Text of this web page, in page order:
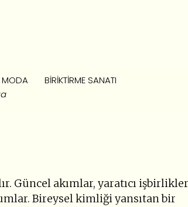
MODA
BIRIKTIRME SANATI
Güncel akımlar, yaratıcı
Bireysel kimliği yansıtan bir